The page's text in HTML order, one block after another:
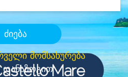
ძიება
მომსახურება